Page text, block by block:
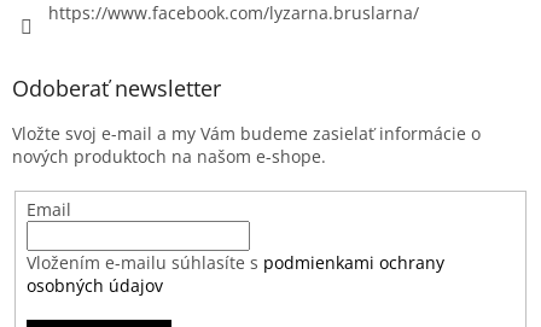
https://www.facebook.com/lyzarna.bruslarna/
Odoberať newsletter
Vložte svoj e-mail a my Vám budeme zasielať informácie o
nových produktoch na našom e-shope.
Email
Vložením e-mailu súhlasíte s podmienkami ochrany
osobných údajov